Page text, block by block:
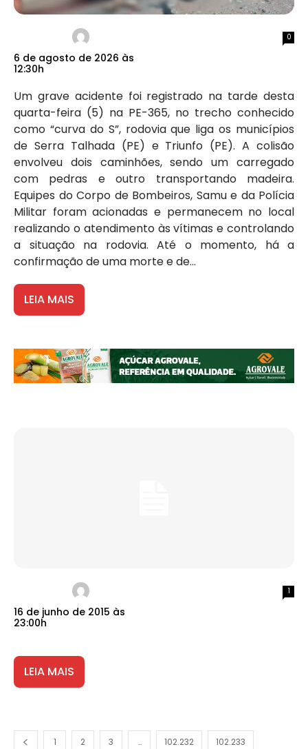
6 de agosto de 2026 às
12:30h
0
Um grave acidente foi registrado na tarde desta
quarta-feira (5) na PE-365, no trecho conhecido
como “curva do S”, rodovia que liga os municípios
de Serra Talhada (PE) e Triunfo (PE). A colisão
envolveu dois caminhões, sendo um carregado
com pedras e outro transportando madeira.
Equipes do Corpo de Bombeiros, Samu e da Polícia
Militar foram acionadas e permanecem no local
realizando o atendimento às vítimas e controlando
a situação na rodovia. Até o momento, há a
confirmação de uma morte e de...
LEIA MAIS
16 de junho de 2015 às
23:00h
1
LEIA MAIS
1 2 3 … 102.232 102.233